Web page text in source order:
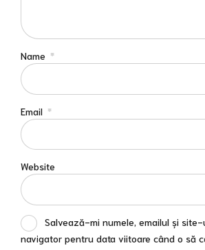
Name *
Email *
Website
Salvează-mi numele, emailul și
navigator pentru data viitoare când o să